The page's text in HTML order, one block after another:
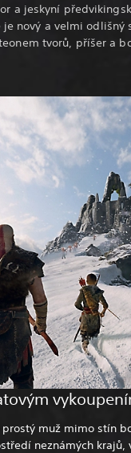
a jeskyní
nový a velmi odlišný
tvorů, příšer a
prostý muž mimo stín
neznámých krajů,